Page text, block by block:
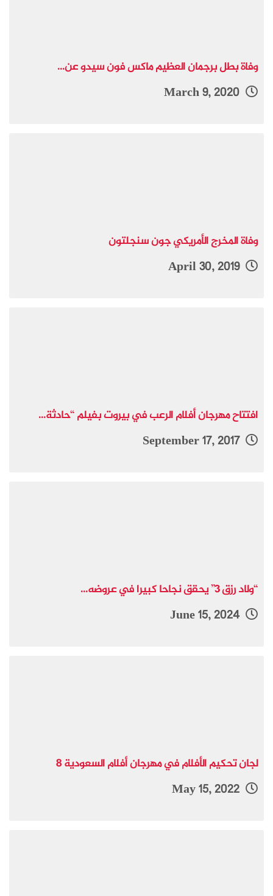
وفاة بطل برجمان العظيم ماكس فون سيدو عن...
وفاة المخرج الأمريكي جون سنجلتون
April 30, 2019
افتتاح مهرجان أفلام الرعب في بيروت بفيلم “حادثة...
September 17, 2017
“ولاد رزق 3” يحقق نجاحا كبيرا في عروضه...
لجان تحكيم الأفلام في مهرجان أفلام السعودية 8